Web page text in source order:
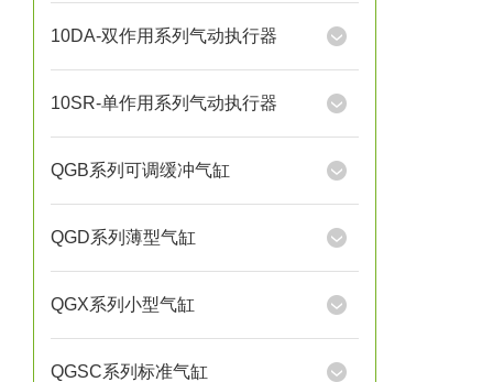
10DA-双作用系列气动执行器
10SR-单作用系列气动执行器
QGB系列可调缓冲气缸
QGD系列薄型气缸
QGX系列小型气缸
QGSC系列标准气缸